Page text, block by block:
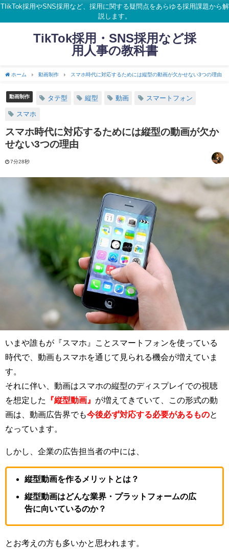
TIikTok採用やSNS採用など、採用に関する疑問点をあらゆる採用課題から解
説します。
TikTok採用・SNS採用など採
用人事の教科書
ホーム 動画制作 スマホ時代に対応するためには縦型の動画が欠かせない3つの理由
動画制作 タテ型 縦型 動画 スマートフォン
スマホ
スマホ時代に対応するためには縦型の動画が欠か
せない3つの理由
7分28秒
いまや誰もが『スマホ』ことスマートフォンを使っている
時代で、動画もスマホを通じて見られる機会が増えていま
す。
それに伴い、動画はスマホの縦型のディスプレイでの視聴
を想定した
『縦型動画』 が増えてきていて、この形式の動
画は、動画広告界でも今後必ず対応する必要があるものと
なっています。
しかし、企業の広告担当者の中には、
縦型動画を作るメリットとは？
縦型動画はどんな業界・プラットフォームの広
告に向いているのか？
とお考えの方も多いかと思われます。